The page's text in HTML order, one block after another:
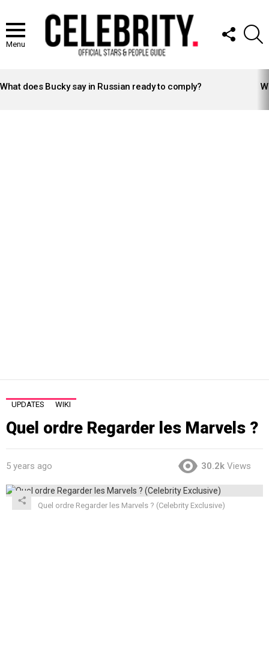
Menu
FOLLOW
US
STORIES
What does Bucky say in Russian ready to comply?
UPDATES WIKI
Quel ordre Regarder les Marvels ?
5 years ago 30.2k Views
Quel ordre Regarder les Marvels ? (Celebrity Exclusive)